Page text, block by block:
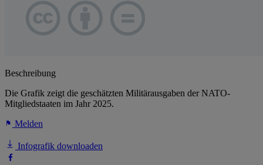
Beschreibung
Die Grafik zeigt die geschätzten Militärausgaben der NATO-
Mitgliedstaaten im Jahr 2025.
Melden
Infografik downloaden